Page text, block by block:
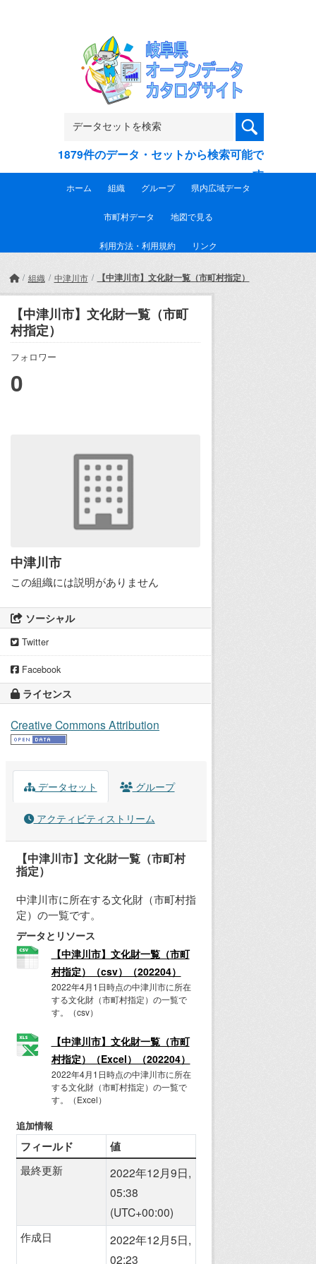
1879件のデータ・セットから検索可能で
す
ホーム 組織 グループ 県内広域データ
市町村データ 地図で見る
利用方法・利用規約 リンク
組織 中津川市 【中津川市】文化財一覧（市町村指定）
【中津川市】文化財一覧（市町
村指定）
フォロワー
0
中津川市
この組織には説明がありません
ソーシャル
Twitter
Facebook
ライセンス
Creative Commons Attribution
データセット グループ
アクティビティストリーム
【中津川市】文化財一覧（市町村
指定）
中津川市に所在する文化財（市町村指
定）の一覧です。
データとリソース
【中津川市】文化財一覧（市町
村指定）（csv）（202204）
2022年4月1日時点の中津川市に所在
する文化財（市町村指定）の一覧で
す。（csv）
【中津川市】文化財一覧（市町
村指定）（Excel）（202204）
2022年4月1日時点の中津川市に所在
する文化財（市町村指定）の一覧で
す。（Excel）
追加情報
フィールド 値
最終更新
2022年12月9日,
05:38
(UTC+00:00)
作成日
2022年12月5日,
02:23